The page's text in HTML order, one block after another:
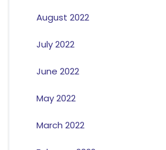
August 2022
July 2022
June 2022
May 2022
March 2022